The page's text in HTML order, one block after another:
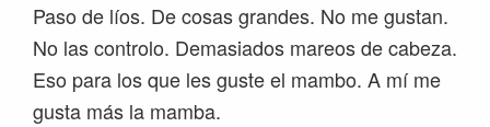
Paso de líos. De cosas grandes. No me gustan.
No las controlo. Demasiados mareos de cabeza.
Eso para los que les guste el mambo. A mí me
gusta más la mamba.